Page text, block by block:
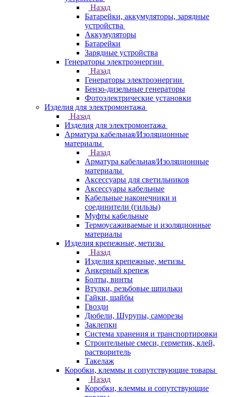
Назад
Батарейки, аккумуляторы, зарядные
устройства
Аккумуляторы
Батарейки
Зарядные устройства
Генераторы электроэнергии
Назад
Генераторы электроэнергии
Бензо-дизельные генераторы
Фотоэлектрические установки
Изделия для электромонтажа
Назад
Изделия для электромонтажа
Арматура кабельная/Изоляционные
материалы
Назад
Арматура кабельная/Изоляционные
материалы
Аксессуары для светильников
Аксессуары кабельные
Кабельные наконечники и
соединители (гильзы)
Муфты кабельные
Термоусаживаемые и изоляционные
материалы
Изделия крепежные, метизы
Назад
Изделия крепежные, метизы
Анкерный крепеж
Болты, винты
Втулки, резьбовые шпильки
Гайки, шайбы
Гвозди
Дюбели, Шурупы, саморезы
Заклепки
Система хранения и транспортировки
Строительные смеси, герметик, клей,
растворитель
Такелаж
Коробки, клеммы и сопутствующие товары
Назад
Коробки, клеммы и сопутствующие